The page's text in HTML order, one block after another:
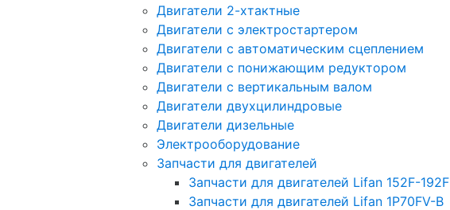
Двигатели 2-хтактные
Двигатели с электростартером
Двигатели с автоматическим сцеплением
Двигатели с понижающим редуктором
Двигатели с вертикальным валом
Двигатели двухцилиндровые
Двигатели дизельные
Электрооборудование
Запчасти для двигателей
Запчасти для двигателей Lifan 152F-192F
Запчасти для двигателей Lifan 1P70FV-B